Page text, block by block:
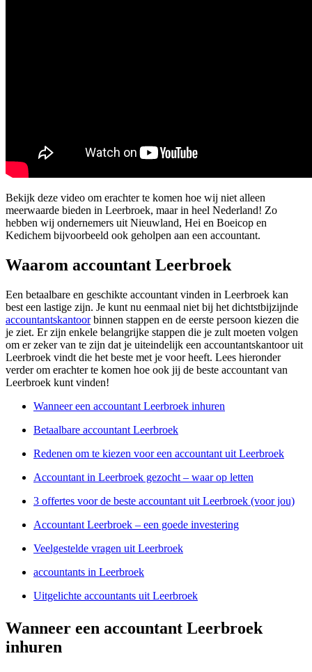
Bekijk deze video om erachter te komen hoe wij niet alleen
meerwaarde bieden in Leerbroek, maar in heel Nederland! Zo
hebben wij ondernemers uit Nieuwland, Hei en Boeicop en
Kedichem bijvoorbeeld ook geholpen aan een accountant.
Waarom accountant Leerbroek
Een betaalbare en geschikte accountant vinden in Leerbroek kan
best een lastige zijn. Je kunt nu eenmaal niet bij het dichtstbijzijnde
accountantskantoorbinnen stappen en de eerste persoon kiezen die
je ziet. Er zijn enkele belangrijke stappen die je zult moeten volgen
om er zeker van te zijn dat je uiteindelijk een accountantskantoor uit
Leerbroek vindt die het beste met je voor heeft. Lees hieronder
verder om erachter te komen hoe ook jij de beste accountant van
Leerbroek kunt vinden!
Wanneer een accountant Leerbroek inhuren
Betaalbare accountant Leerbroek
Redenen om te kiezen voor een accountant uit Leerbroek
Accountant in Leerbroek gezocht – waar op letten
3 offertes voor de beste accountant uit Leerbroek (voor jou)
Accountant Leerbroek – een goede investering
Veelgestelde vragen uit Leerbroek
accountants in Leerbroek
Uitgelichte accountants uit Leerbroek
Wanneer een accountant Leerbroek
inhuren